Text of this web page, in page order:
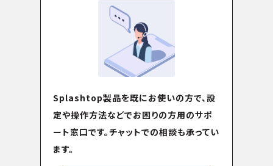
Splashtop製品を既にお使いの方で、設
定や操作方法などでお困りの方用のサポ
ート窓口です。チャットでの相談も承ってい
ます。